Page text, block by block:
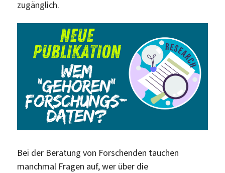
zugänglich.
Bei der Beratung von Forschenden tauchen
manchmal Fragen auf, wer über die